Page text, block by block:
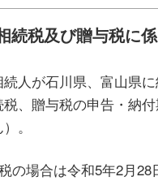
続税及び贈与税に
人が石川県、富山県に
税、贈与税の申告・納
。
の場合は令和5年2月